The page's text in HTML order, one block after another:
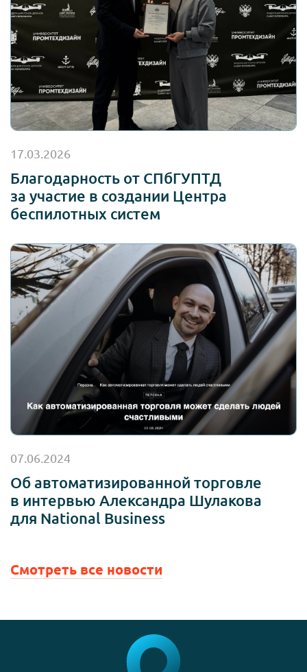
17.03.2026
Благодарность от СПбГУПТД
за участие в создании Центра
беспилотных систем
07.06.2024
Об автоматизированной торговле
в интервью Александра Шулакова
для National Business
Смотреть все новости